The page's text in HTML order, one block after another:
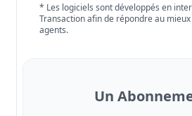
* Les logiciels sont développés en
Transaction afin de répondre au
agents.
Un